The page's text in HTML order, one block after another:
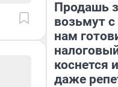
Продашь
возьмут
нам
коснется
даже